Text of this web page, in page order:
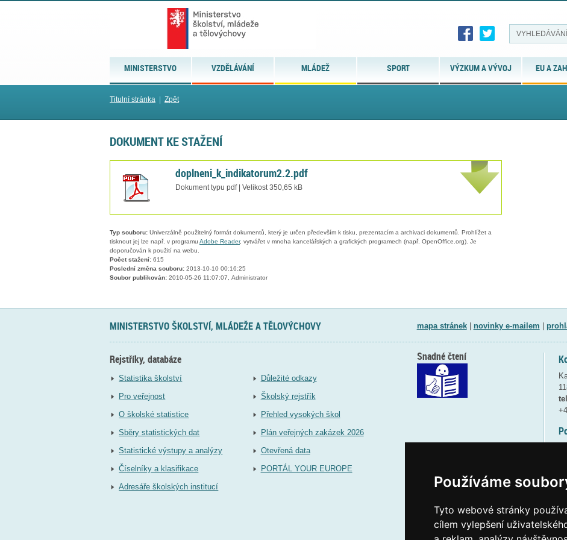
Používáme
Tyto webové stránky
cílem vylepšení
MINISTERSTVO VZDĚLÁVÁNÍ MLÁDEŽ SPORT VÝZKUM A VÝVOJ EU A
Titulní stránka Zpět
DOKUMENT KE STAŽENÍ
doplneni_k_indikatorum2.2.pdf
Dokument typu pdf | Velikost 350,65 kB
Typ souboru: Univerzálně použitelný formát dokumentů, který je určen především k tisku, prezentacím a archivaci dokumentů. Prohlížet a
tisknout jej lze např. v programu Adobe Reader, vytvářet v mnoha kancelářských a grafických programech (např. OpenOffice.org). Je
doporučován k použití na webu.
Počet stažení: 615
Poslední změna souboru: 2013-10-10 00:16:25
Soubor publikován: 2010-05-26 11:07:07, Administrator
MINISTERSTVO ŠKOLSTVÍ, MLÁDEŽE A TĚLOVÝCHOVY mapa stránek| novinky e-mailem
Rejstříky, databáze
Statistika školství
Pro veřejnost
O školské statistice
Sběry statistických dat
Statistické výstupy a analýzy
Číselníky a klasifikace
Adresáře školských institucí
Důležité odkazy
Školský rejstřík
Přehled vysokých škol
Plán veřejných zakázek 2026
Otevřená data
PORTÁL YOUR EUROPE
Snadné čtení